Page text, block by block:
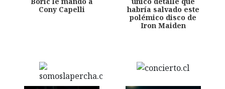
Cony Capelli
habría salvado este
polémico disco de
Iron Maiden